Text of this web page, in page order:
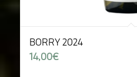
BORRY 2024
14,00€